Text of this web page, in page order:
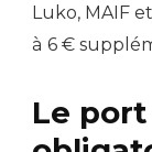
Luko, MAIF
à 6 €
Le